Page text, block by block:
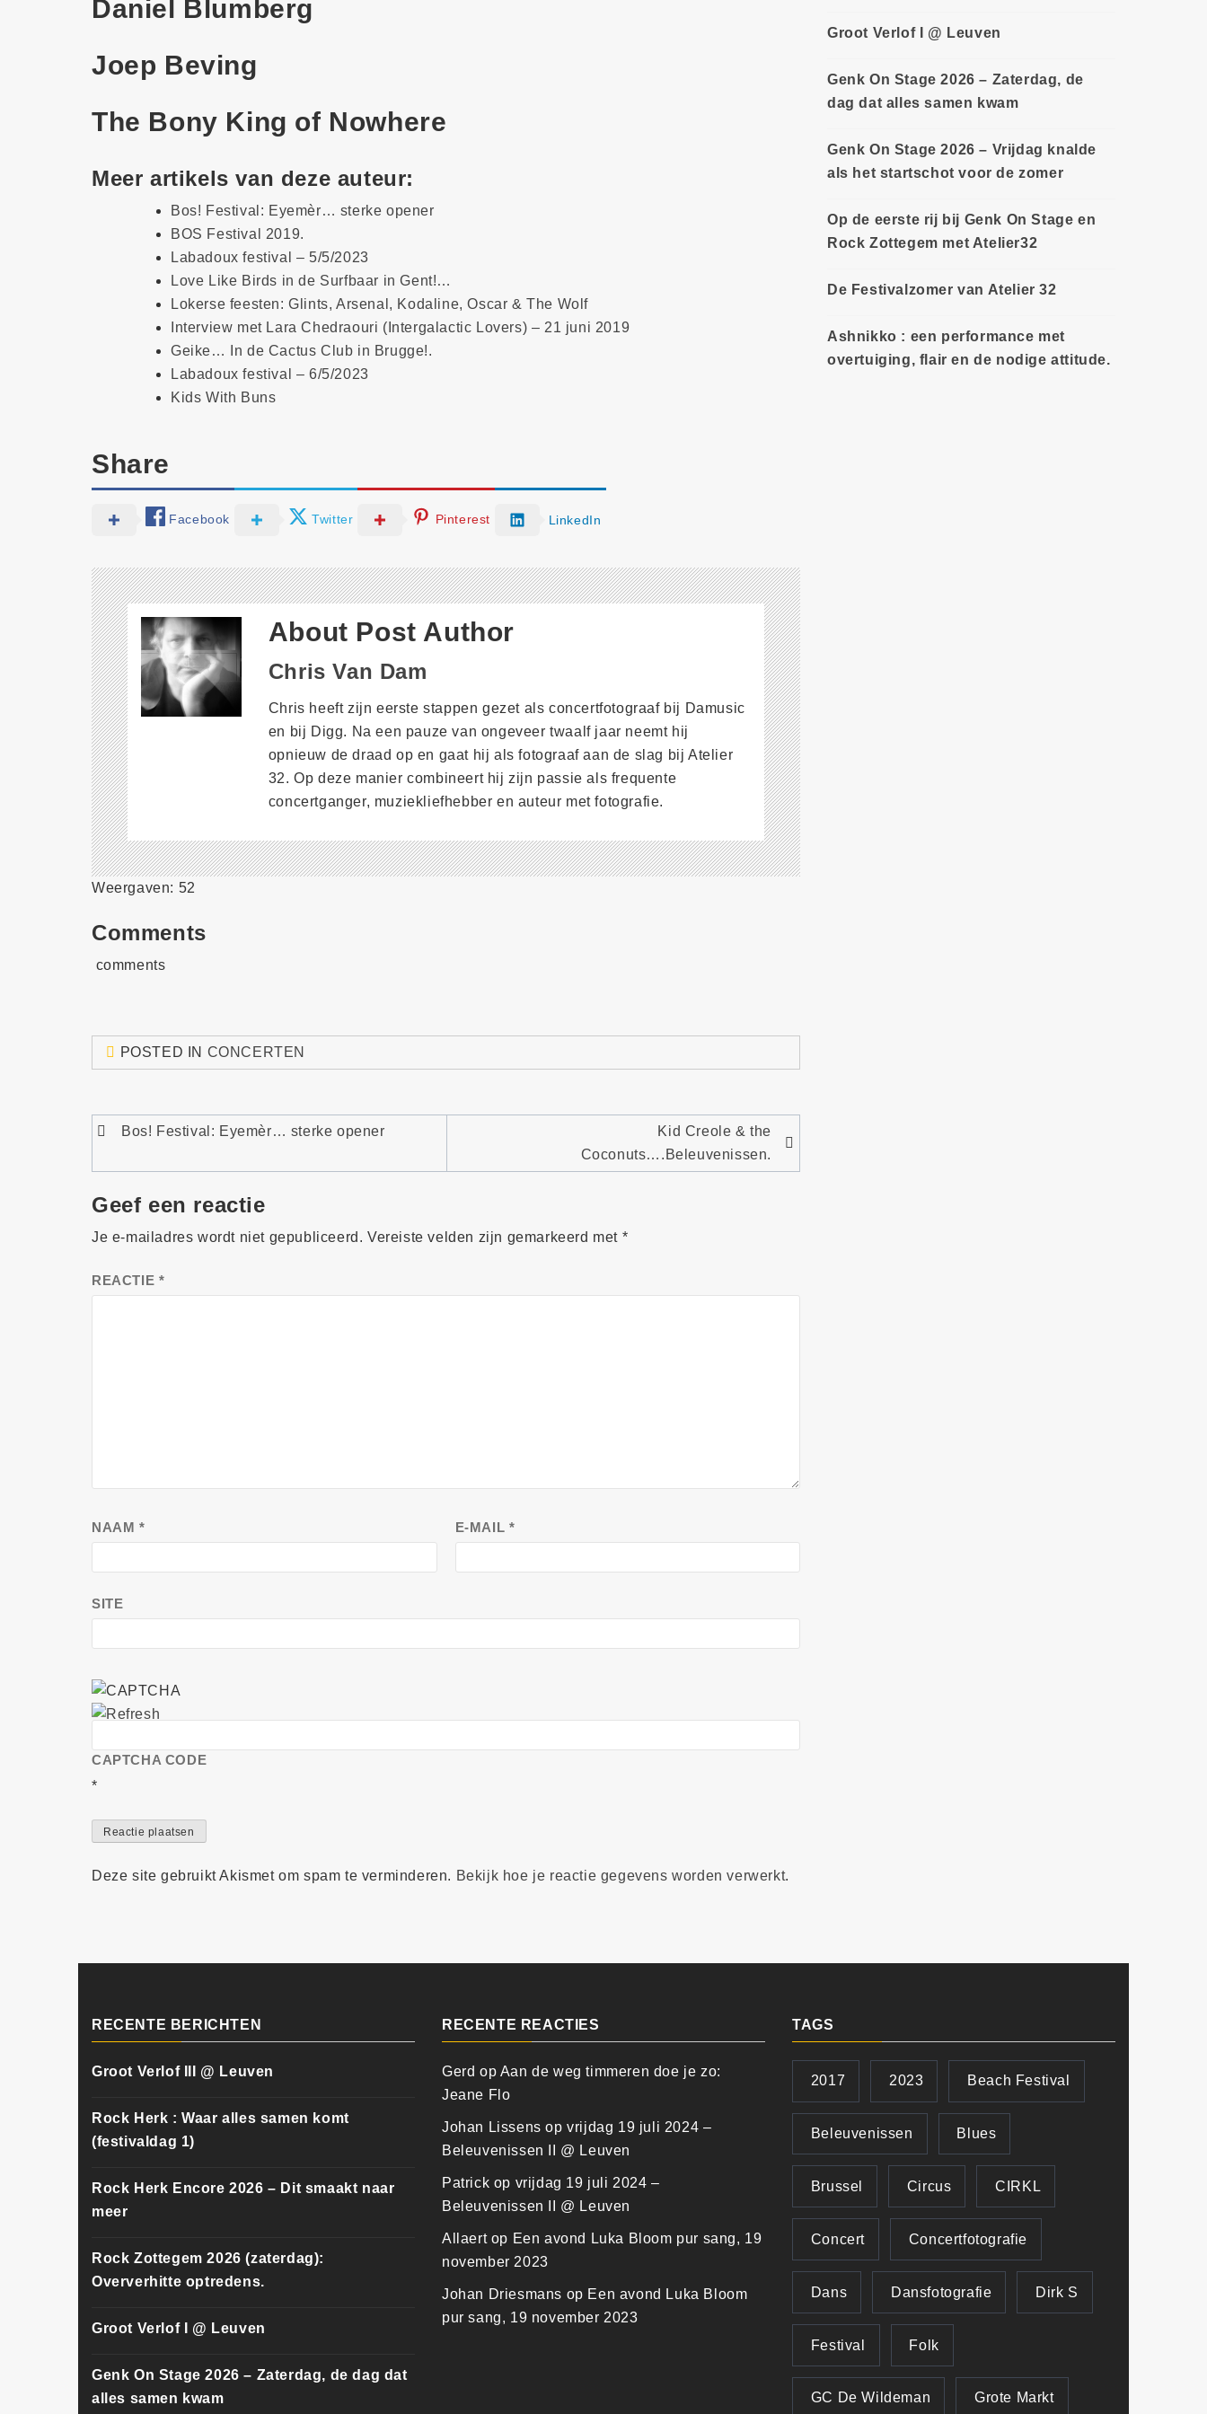
Daniel Blumberg
Joep Beving
The Bony King of Nowhere
Meer artikels van deze auteur:
Bos! Festival: Eyemèr… sterke opener
BOS Festival 2019.
Labadoux festival – 5/5/2023
Love Like Birds in de Surfbaar in Gent!…
Lokerse feesten: Glints, Arsenal, Kodaline, Oscar & The Wolf
Interview met Lara Chedraouri (Intergalactic Lovers) – 21 juni 2019
Geike… In de Cactus Club in Brugge!.
Labadoux festival – 6/5/2023
Kids With Buns
Share
Facebook Twitter Pinterest LinkedIn
About Post Author
Chris Van Dam
Chris heeft zijn eerste stappen gezet als concertfotograaf bij Damusic
en bij Digg. Na een pauze van ongeveer twaalf jaar neemt hij
opnieuw de draad op en gaat hij als fotograaf aan de slag bij Atelier
32. Op deze manier combineert hij zijn passie als frequente
concertganger, muziekliefhebber en auteur met fotografie.
Weergaven: 52
Comments
comments
POSTED IN CONCERTEN
Bericht
Bos! Festival: Eyemèr… sterke opener
Kid Creole & the
Coconuts….Beleuvenissen.
Geef een reactie
Je e-mailadres wordt niet gepubliceerd. Vereiste velden zijn gemarkeerd met *
REACTIE *
NAAM * E-MAIL *
SITE
CAPTCHA CODE
*
Deze site gebruikt Akismet om spam te verminderen. Bekijk hoe je reactie gegevens worden verwerkt.
Groot Verlof I @ Leuven
Genk On Stage 2026 – Zaterdag, de
dag dat alles samen kwam
Genk On Stage 2026 – Vrijdag knalde
als het startschot voor de zomer
Op de eerste rij bij Genk On Stage en
Rock Zottegem met Atelier32
De Festivalzomer van Atelier 32
Ashnikko : een performance met
overtuiging, flair en de nodige attitude.
RECENTE BERICHTEN
Groot Verlof III @ Leuven
Rock Herk : Waar alles samen komt
(festivaldag 1)
Rock Herk Encore 2026 – Dit smaakt naar
meer
Rock Zottegem 2026 (zaterdag):
Oververhitte optredens.
Groot Verlof I @ Leuven
Genk On Stage 2026 – Zaterdag, de dag dat
alles samen kwam
RECENTE REACTIES
Gerd op Aan de weg timmeren doe je zo:
Jeane Flo
Johan Lissens opvrijdag 19 juli 2024 –
Beleuvenissen II @ Leuven
Patrick op vrijdag 19 juli 2024 –
Beleuvenissen II @ Leuven
Allaertop Een avond Luka Bloom pur sang, 19
november 2023
Johan Driesmans op Een avond Luka Bloom
pur sang, 19 november 2023
TAGS
2017 2023 Beach Festival
Beleuvenissen Blues
Brussel Circus CIRKL
Concert Concertfotografie
Dans Dansfotografie Dirk S
Festival Folk
GC De Wildeman Grote Markt